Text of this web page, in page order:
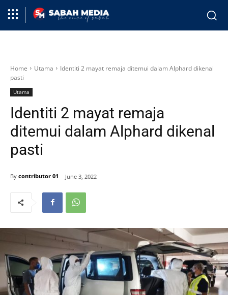
Home Utama
Identiti 2 mayat remaja ditemui dalam Alphard dikenal
pasti
Utama
Identiti 2 mayat remaja
ditemui dalam Alphard dikenal
pasti
By contributor 01 June 3, 2022